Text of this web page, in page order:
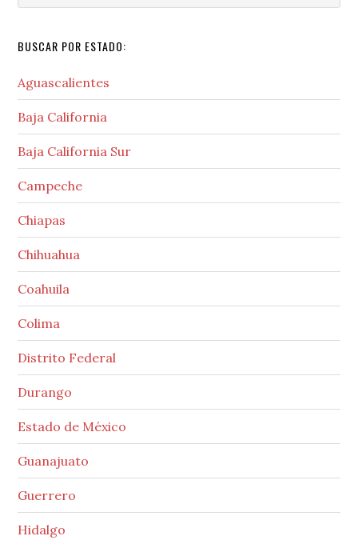
BUSCAR POR ESTADO:
Aguascalientes
Baja California
Baja California Sur
Campeche
Chiapas
Chihuahua
Coahuila
Colima
Distrito Federal
Durango
Estado de México
Guanajuato
Guerrero
Hidalgo